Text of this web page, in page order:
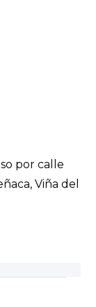
por calle
Viña del